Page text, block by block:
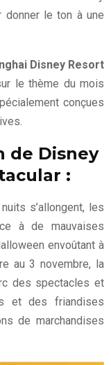
donner le ton à une
Disney Resort
le thème du mois
conçues
de Disney
:
s’allongent, les
à de mauvaises
envoûtant à
au 3 novembre, la
des spectacles et
et des friandises
de marchandises